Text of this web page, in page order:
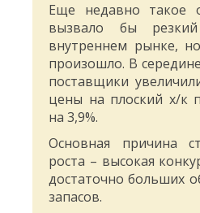
Еще недавно такое
вызвало бы
внутреннем рынке,
произошло. В
поставщики
цены на плоский х/к
на 3,9%.
Основная причина
роста – высокая
достаточно больших
запасов.